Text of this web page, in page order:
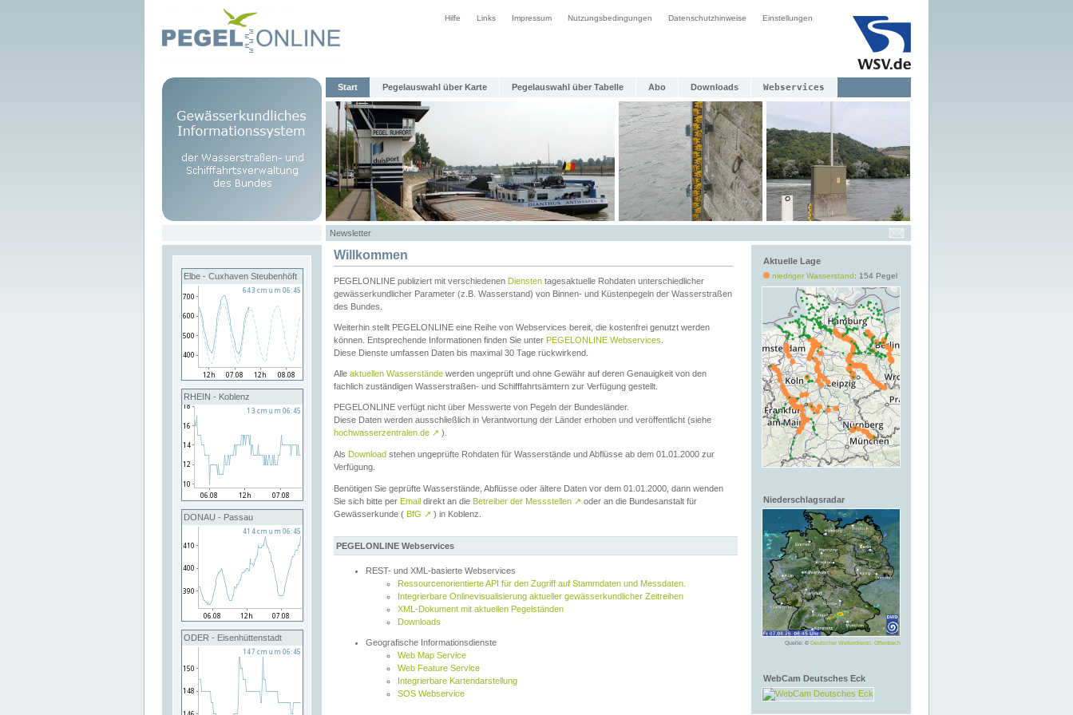
Hilfe Links Impressum Nutzungsbedingungen Datenschutzhinweise Einstellungen
Start Pegelauswahl über Karte Pegelauswahl über Tabelle Abo Downloads Webservices
Newsletter
Elbe - Cuxhaven Steubenhöft
RHEIN - Koblenz
DONAU - Passau
ODER - Eisenhüttenstadt
Aktuelle Lage
niedriger Wasserstand: 154 Pegel
Niederschlagsradar
Quelle: © Deutscher Wetterdienst, Offenbach
WebCam Deutsches Eck
Willkommen
PEGELONLINE publiziert mit verschiedenen Diensten tagesaktuelle Rohdaten unterschiedlicher
gewässerkundlicher Parameter (z.B. Wasserstand) von Binnen- und Küstenpegeln der Wasserstraßen
des Bundes.
Weiterhin stellt PEGELONLINE eine Reihe von Webservices bereit, die kostenfrei genutzt werden
können. Entsprechende Informationen finden Sie unter PEGELONLINE Webservices
Diese Dienste umfassen Daten bis maximal 30 Tage rückwirkend.
Alle aktuellen Wasserstände werden ungeprüft und ohne Gewähr auf deren Genauigkeit von den
fachlich zuständigen Wasserstraßen- und Schifffahrtsämtern zur Verfügung gestellt.
PEGELONLINE verfügt nicht über Messwerte von Pegeln der Bundesländer.
Diese Daten werden ausschließlich in Verantwortung der Länder erhoben und veröffentlicht (siehe
hochwasserzentralen.de ↗ ).
Als Download stehen ungeprüfte Rohdaten für Wasserstände und Abflüsse ab dem 01.01.2000 zur
Verfügung.
Benötigen Sie geprüfte Wasserstände, Abflüsse oder ältere Daten vor dem 01.01.2000, dann wenden
Sie sich bitte per Email direkt an die Betreiber der Messstellen ↗ oder an die Bundesanstalt für
Gewässerkunde ( BfG ↗ ) in Koblenz.
PEGELONLINE Webservices
REST- und XML-basierte Webservices
Ressourcenorientierte API für den Zugriff auf Stammdaten und Messdaten.
Integrierbare Onlinevisualisierung aktueller gewässerkundlicher Zeitreihen
XML-Dokument mit aktuellen Pegelständen
Downloads
Geografische Informationsdienste
Web Map Service
Web Feature Service
Integrierbare Kartendarstellung
SOS Webservice